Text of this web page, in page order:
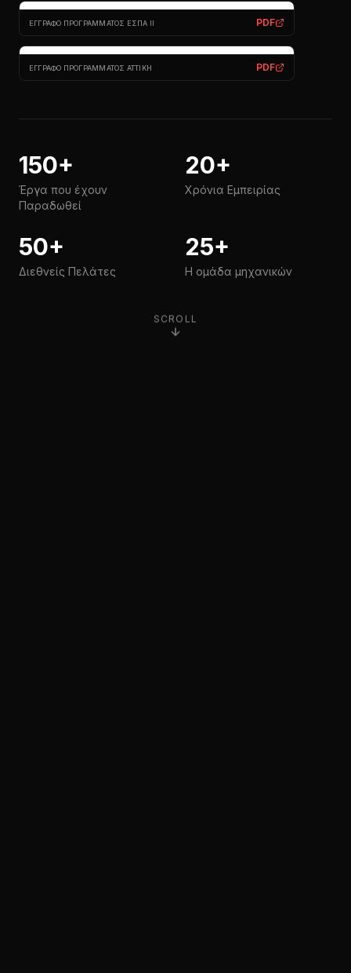
ΈΓΓΡΑΦΟ ΠΡΟΓΡΆΜΜΑΤΟΣ ΕΣΠΑ II PDF
ΈΓΓΡΑΦΟ ΠΡΟΓΡΆΜΜΑΤΟΣ ΑΤΤΙΚΉ PDF
150+
Έργα που έχουν
Παραδωθεί
20+
Χρόνια Εμπειρίας
50+
Διεθνείς Πελάτες
25+
Η ομάδα μηχανικών
SCROLL